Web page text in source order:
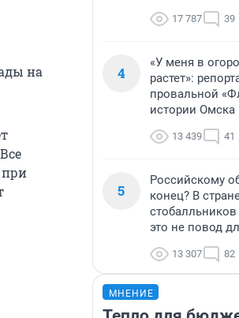
на
при
17 787 39
4
«У меня в
растет»:
провальной
истории Омска
13 439 41
5
Российскому
конец? В
это не повод
13 307 82
МНЕНИЕ